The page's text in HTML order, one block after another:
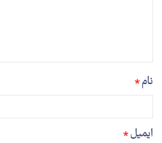
نام*
ایمیل*